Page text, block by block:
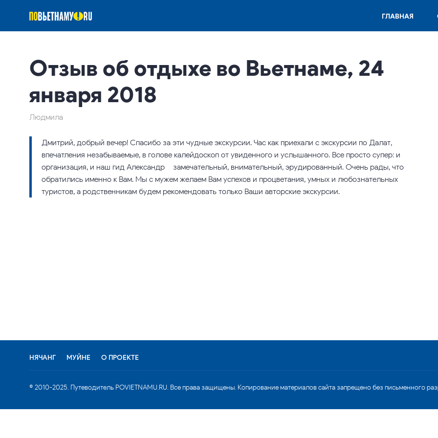
ГЛАВНАЯ
Отзыв об отдыхе во Вьетнаме, 24
января 2018
Людмила
Дмитрий, добрый вечер! Спасибо за эти чудные экскурсии. Час как приехали с экскурсии по Далат,
впечатления незабываемые, в голове калейдоскоп от увиденного и услышанного. Все просто супер: и
организация, и наш гид Александр – замечательный, внимательный, эрудированный. Очень рады, что
обратились именно к Вам. Мы с мужем желаем Вам успехов и процветания, умных и любознательных
туристов, а родственникам будем рекомендовать только Ваши авторские экскурсии.
НЯЧАНГ МУЙНЕ О ПРОЕКТЕ
© 2010-2025. Путеводитель POVIETNAMU.RU. Все права защищены. Копирование материалов сайта запрещено без письменного